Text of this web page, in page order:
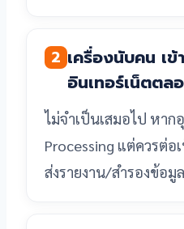
2 เครื่องนับคน เ
อินเทอร์เน็ตตล
ไม่จำเป็นเสมอไป หา
Processing แต่ควรต่
ส่งรายงาน/สำรองข้อมูล